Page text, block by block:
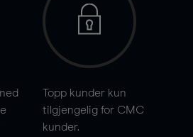
Topp kunder kun
tilgjengelig for CMC
kunder.